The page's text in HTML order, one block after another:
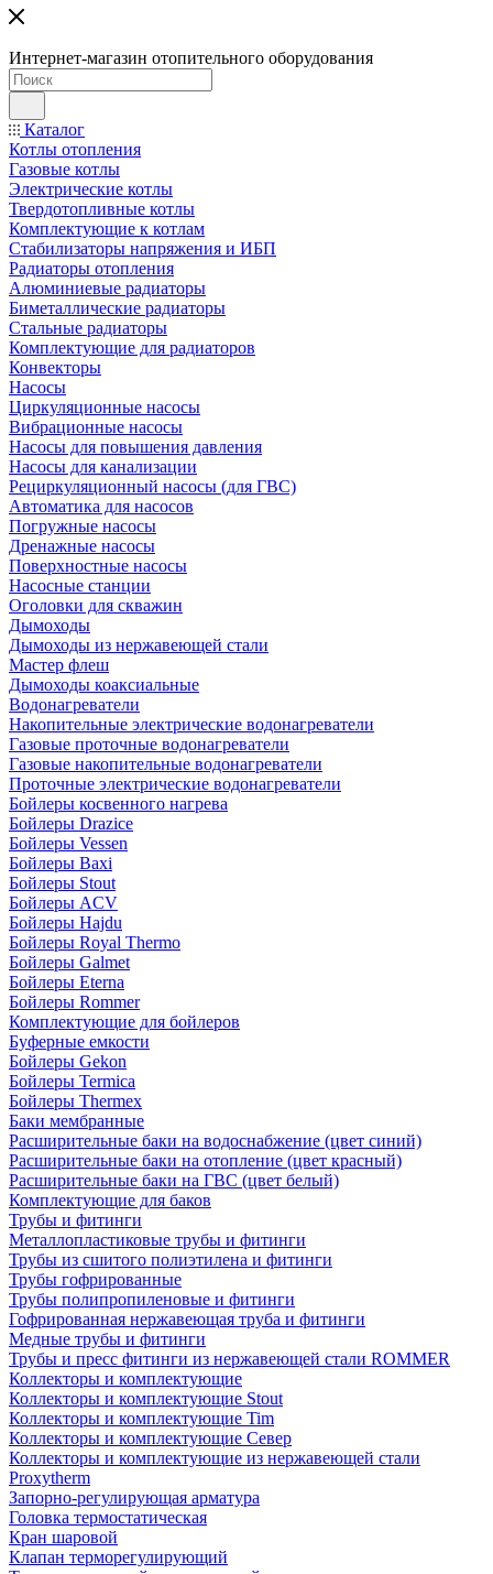
Интернет-магазин отопительного оборудования
Каталог
Котлы отопления
Газовые котлы
Электрические котлы
Твердотопливные котлы
Комплектующие к котлам
Стабилизаторы напряжения и ИБП
Радиаторы отопления
Алюминиевые радиаторы
Биметаллические радиаторы
Стальные радиаторы
Комплектующие для радиаторов
Конвекторы
Насосы
Циркуляционные насосы
Вибрационные насосы
Насосы для повышения давления
Насосы для канализации
Рециркуляционный насосы (для ГВС)
Автоматика для насосов
Погружные насосы
Дренажные насосы
Поверхностные насосы
Насосные станции
Оголовки для скважин
Дымоходы
Дымоходы из нержавеющей стали
Мастер флеш
Дымоходы коаксиальные
Водонагреватели
Накопительные электрические водонагреватели
Газовые проточные водонагреватели
Газовые накопительные водонагреватели
Проточные электрические водонагреватели
Бойлеры косвенного нагрева
Бойлеры Drazice
Бойлеры Vessen
Бойлеры Baxi
Бойлеры Stout
Бойлеры ACV
Бойлеры Hajdu
Бойлеры Royal Thermo
Бойлеры Galmet
Бойлеры Eterna
Бойлеры Rommer
Комплектующие для бойлеров
Буферные емкости
Бойлеры Gekon
Бойлеры Termica
Бойлеры Thermex
Баки мембранные
Расширительные баки на водоснабжение (цвет синий)
Расширительные баки на отопление (цвет красный)
Расширительные баки на ГВС (цвет белый)
Комплектующие для баков
Трубы и фитинги
Металлопластиковые трубы и фитинги
Трубы из сшитого полиэтилена и фитинги
Трубы гофрированные
Трубы полипропиленовые и фитинги
Гофрированная нержавеющая труба и фитинги
Медные трубы и фитинги
Трубы и пресс фитинги из нержавеющей стали ROMMER
Коллекторы и комплектующие
Коллекторы и комплектующие Stout
Коллекторы и комплектующие Tim
Коллекторы и комплектующие Север
Коллекторы и комплектующие из нержавеющей стали
Proxytherm
Запорно-регулирующая арматура
Головка термостатическая
Кран шаровой
Клапан терморегулирующий